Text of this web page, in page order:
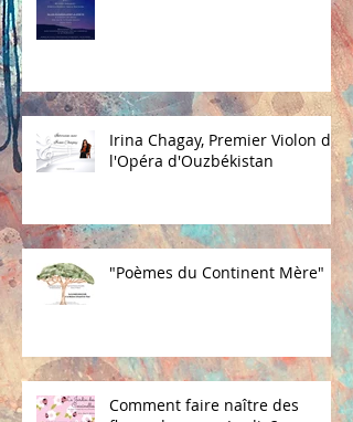
Irina Chagay, Premier Violon de
l'Opéra d'Ouzbékistan
"Poèmes du Continent Mère"
Comment faire naître des